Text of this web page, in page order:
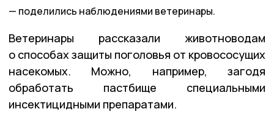
поделились наблюдениями ветеринары.
Ветеринары рассказали животноводам
о способах защиты поголовья от кровососущих
насекомых. Можно, например, загодя
обработать пастбище специальными
инсектицидными препаратами.